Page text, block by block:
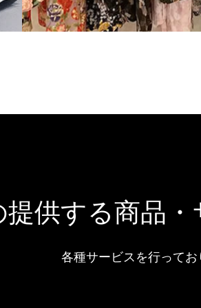
提供する商品
各種サービスを行ってお